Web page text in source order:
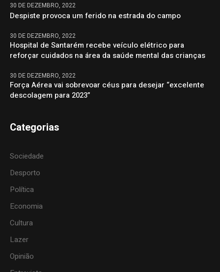
30 DE DEZEMBRO, 2022
Despiste provoca um ferido na estrada do campo
30 DE DEZEMBRO, 2022
Hospital de Santarém recebe veículo elétrico para
reforçar cuidados na área da saúde mental das crianças
30 DE DEZEMBRO, 2022
Força Aérea vai sobrevoar céus para desejar “excelente
descolagem para 2023”
Categorias
Sociedade
Desporto
Política
Economia
Cultura
Lazer
Opinião